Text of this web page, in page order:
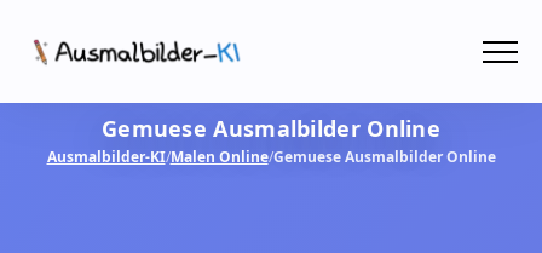
AusmalbilderGemuese Ausmalbilder Online
Ausmalbilder-KI/Malen Online/Gemuese Ausmalbilder Online